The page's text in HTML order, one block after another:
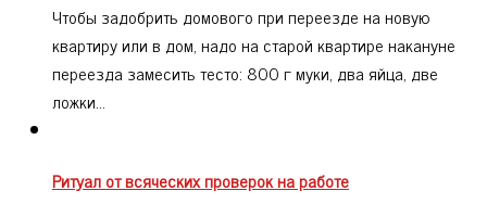
Чтобы задобрить домового при переезде на новую
квартиру или в дом, надо на старой квартире накануне
переезда замесить тесто: 800 г муки, два яйца, две
ложки…
Ритуал от всяческих проверок на работе